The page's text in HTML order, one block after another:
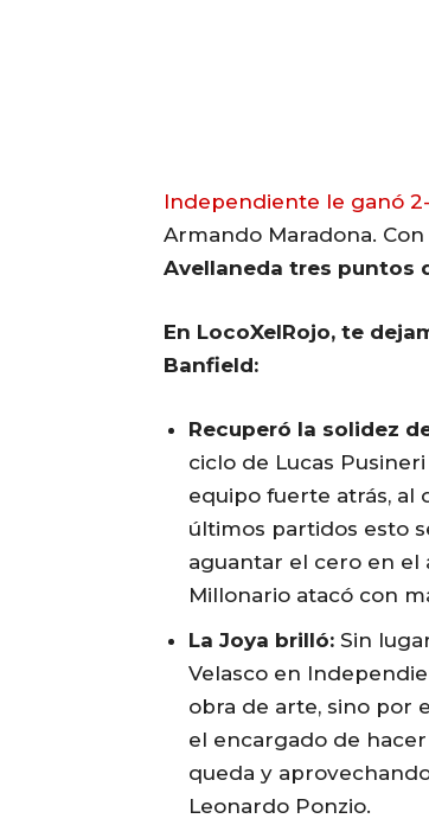
Independiente le ganó
Armando Maradona.
Avellaneda tres puntos
En LocoXelRojo, te
Banfield:
Recuperó la solidez
ciclo de Lucas
equipo fuerte atrás, al
últimos partidos esto
aguantar el cero en
Millonario atacó con
La Joya brilló: Sin
Velasco en
obra de arte, sino por
el encargado de
queda y
Leonardo Ponzio.